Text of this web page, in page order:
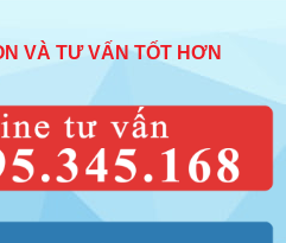
VÀ TƯ VẤN TỐT HƠN